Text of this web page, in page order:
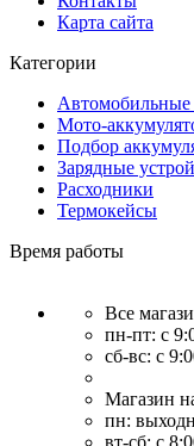
Карта сайта
Категории
Автомобильные
Мото-
Подбор
Зарядные
Расходники
Термокейсы
Время работы
Все
пн-пт: с
сб-вс: с
Магазин
пн: